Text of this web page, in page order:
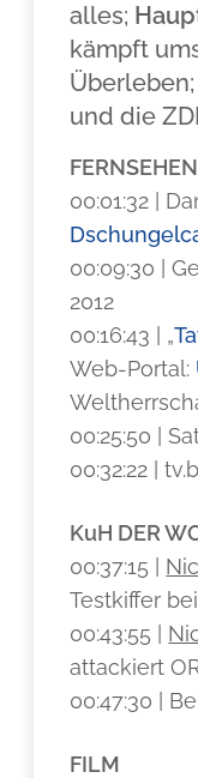
alles;
kämpft
Überleben;
und die
FERNSEHEN
00:01:32 |
00:09:30 |
2012
00:16:43 | „
Web-Portal:
00:25:50 |
00:32:22 |
KuH DER
00:37:15 |
Testkiffer
00:43:55 |
attackiert
00:47:30 |
FILM